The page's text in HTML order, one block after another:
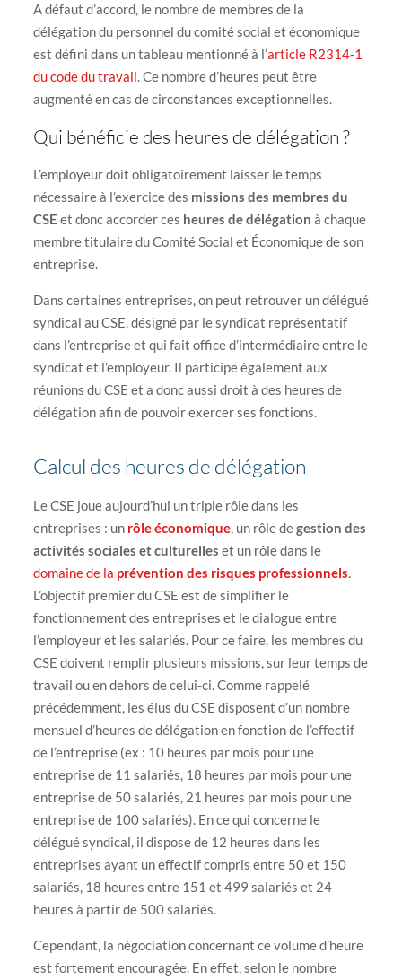
A défaut d’accord, le nombre de membres de la
délégation du personnel du comité social et économique
est défini dans un tableau mentionné à l’article R2314-1
du code du travail. Ce nombre d’heures peut être
augmenté en cas de circonstances exceptionnelles.
Qui bénéficie des heures de délégation ?
L’employeur doit obligatoirement laisser le temps
nécessaire à l’exercice des missions des membres du
CSE et donc accorder ces heures de délégation à chaque
membre titulaire du Comité Social et Économique de son
entreprise.
Dans certaines entreprises, on peut retrouver un délégué
syndical au CSE, désigné par le syndicat représentatif
dans l’entreprise et qui fait office d’intermédiaire entre le
syndicat et l’employeur. Il participe également aux
réunions du CSE et a donc aussi droit à des heures de
délégation afin de pouvoir exercer ses fonctions.
Calcul des heures de délégation
Le CSE joue aujourd’hui un triple rôle dans les
entreprises : un rôle économique, un rôle degestion des
activités sociales et culturelles et un rôle dans le
domaine de la prévention des risques professionnels.
L’objectif premier du CSE est de simplifier le
fonctionnement des entreprises et le dialogue entre
l’employeur et les salariés. Pour ce faire, les membres du
CSE doivent remplir plusieurs missions, sur leur temps de
travail ou en dehors de celui-ci. Comme rappelé
précédemment, les élus du CSE disposent d’un nombre
mensuel d’heures de délégation en fonction de l’effectif
de l’entreprise (ex : 10 heures par mois pour une
entreprise de 11 salariés, 18 heures par mois pour une
entreprise de 50 salariés, 21 heures par mois pour une
entreprise de 100 salariés). En ce qui concerne le
délégué syndical, il dispose de 12 heures dans les
entreprises ayant un effectif compris entre 50 et 150
salariés, 18 heures entre 151 et 499 salariés et 24
heures à partir de 500 salariés.
Cependant, la négociation concernant ce volume d’heure
est fortement encouragée. En effet, selon le nombre